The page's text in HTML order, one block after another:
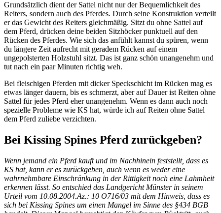
Grundsätzlich dient der Sattel nicht nur der Bequemlichkeit des
Reiters, sondern auch des Pferdes. Durch seine Konstruktion verteilt
er das Gewicht des Reiters gleichmäßig. Sitzt du ohne Sattel auf
dem Pferd, drücken deine beiden Sitzhöcker punktuell auf den
Rücken des Pferdes. Wie sich das anfühlt kannst du spüren, wenn
du längere Zeit aufrecht mit geradem Rücken auf einem
ungepolsterten Holzstuhl sitzt. Das ist ganz schön unangenehm und
tut nach ein paar Minuten richtig weh.
Bei fleischigen Pferden mit dicker Speckschicht im Rücken mag es
etwas länger dauern, bis es schmerzt, aber auf Dauer ist Reiten ohne
Sattel für jedes Pferd eher unangenehm. Wenn es dann auch noch
spezielle Probleme wie KS hat, würde ich auf Reiten ohne Sattel
dem Pferd zuliebe verzichten.
Bei Kissing Spines Pferd zurückgeben?
Wenn jemand ein Pferd kauft und im Nachhinein feststellt, dass es
KS hat, kann er es zurückgeben, auch wenn es weder eine
wahrnehmbare Einschränkung in der Rittigkeit noch eine Lahmheit
erkennen lässt. So entschied das Landgericht Münster in seinem
Urteil vom 10.08.2004.Az.: 10 O716/03 mit dem Hinweis, dass es
sich bei Kissing Spines um einen Mangel im Sinne des §434 BGB